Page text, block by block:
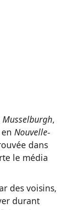
Musselburgh,
en Nouvelle-
dans
le média
des voisins,
durant